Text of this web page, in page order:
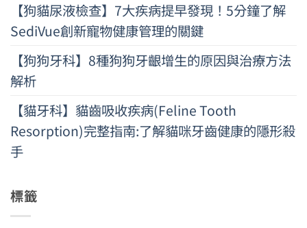
【狗貓尿液檢查】7大疾病提早發現！5分鐘了解
SediVue創新寵物健康管理的關鍵
【狗狗牙科】8種狗狗牙齦增生的原因與治療方法
解析
【貓牙科】貓齒吸收疾病(Feline Tooth
Resorption)完整指南:了解貓咪牙齒健康的隱形殺
手
標籤